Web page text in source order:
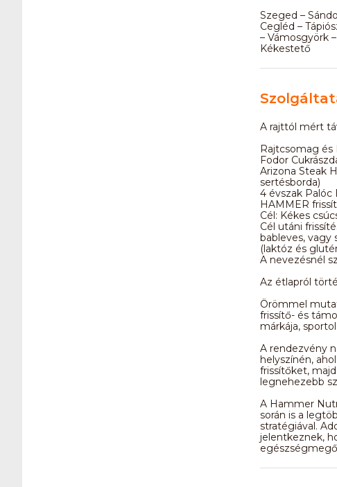
Szeged –
Cegléd –
– Vámosgyörk
Kékestető
A rajttól mért
Rajtcsomag és
Fodor
Arizona Steak
sertésborda)
4 évszak Palóc
HAMMER
Cél: Kékes
Cél utáni
bableves, vagy
(laktóz és
A nevezésnél
Az étlapról
Örömmel
frissítő- és
márkája,
A rendezvény
helyszínén,
frissítőket,
legnehezebb
A Hammer
során is a
stratégiával.
jelentkeznek,